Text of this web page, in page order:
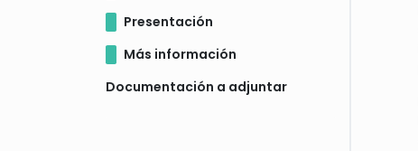
Presentación
Más información
Documentación a adjuntar